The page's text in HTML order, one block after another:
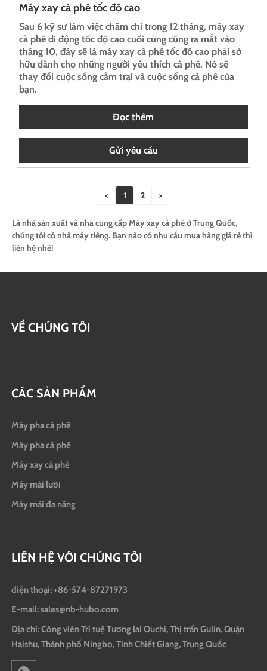
Máy xay cà phê tốc độ cao
Sau 6 kỹ sư làm việc chăm chỉ trong 12 tháng, máy xay
cà phê di động tốc độ cao cuối cùng cũng ra mắt vào
tháng 10, đây sẽ là máy xay cà phê tốc độ cao phải sở
hữu dành cho những người yêu thích cà phê. Nó sẽ
thay đổi cuộc sống cắm trại và cuộc sống cà phê của
bạn.
Đọc thêm
Gửi yêu cầu
< 1 2 >
Là nhà sản xuất và nhà cung cấp Máy xay cà phê ở Trung Quốc,
chúng tôi có nhà máy riêng. Bạn nào có nhu cầu mua hàng giá rẻ thì
liên hệ nhé!
VỀ CHÚNG TÔI
CÁC SẢN PHẨM
Máy pha cà phê
Máy pha cà phê
Máy xay cà phê
Máy mài lưỡi
Máy mài đa năng
LIÊN HỆ VỚI CHÚNG TÔI
điện thoại: +86-574-87271973
E-mail: sales@nb-hubo.com
Địa chỉ: Công viên Trí tuệ Tương lai Ouchi, Thị trấn Gulin, Quận
Haishu, Thành phố Ningbo, Tỉnh Chiết Giang, Trung Quốc